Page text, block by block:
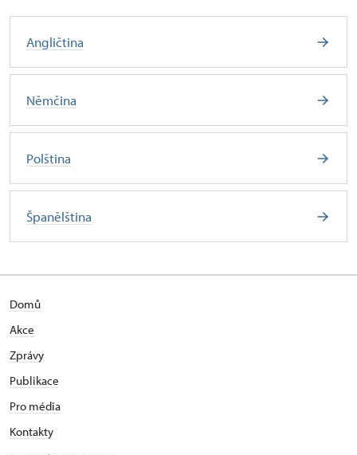
Angličtina
Němčina
Polština
Španělština
Domů
Akce
Zprávy
Publikace
Pro média
Kontakty